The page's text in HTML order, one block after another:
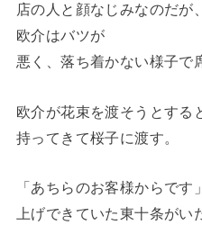
店の人と顔なじみなのだが
欧介はバツが
悪く、落ち着かない様子で
欧介が花束を渡そうとする
持ってきて桜子に渡す。
「あちらのお客様からで
上げできていた東十条がい